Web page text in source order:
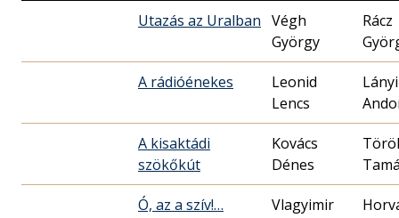
Utazás az Uralban Végh
György
Rácz
A rádióénekes
Leonid
Lencs
Lányi
A kisaktádi
szökőkút
Kovács
Dénes
Ó, az a szív!…
Vlagyimir